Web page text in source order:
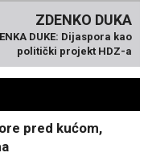
ZDENKO DUKA
DUKE: Dijaspora kao
politički projekt HDZ-a
pred kućom,